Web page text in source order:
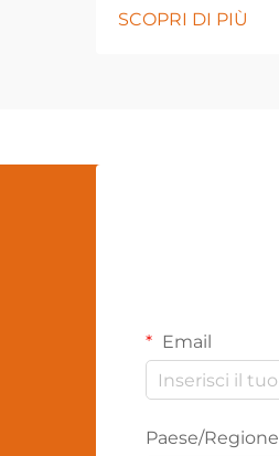
SCOPRI DI PIÙ
Email
Paese/Regione